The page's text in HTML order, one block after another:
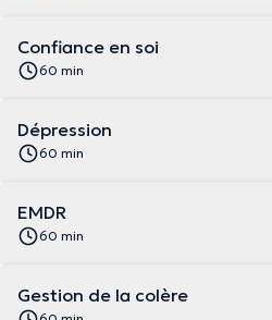
Confiance en soi
60 min
Dépression
60 min
EMDR
60 min
Gestion de la colère